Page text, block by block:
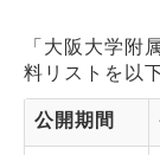
4つの図
Webサ
「大阪大学附
料リストを以
公開期間